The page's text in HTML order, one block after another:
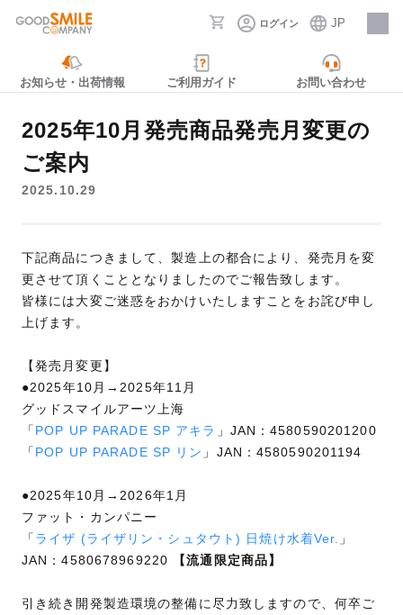
ログイン JP
採用情報
お知らせ・出荷情報 ご利用ガイド お問い合わせ
2025年10月発売商品発売月変更の
ご案内
2025.10.29
下記商品につきまして、製造上の都合により、発売月を変
更させて頂くこととなりましたのでご報告致します。
皆様には大変ご迷惑をおかけいたしますことをお詫び申し
上げます。
【発売月変更】
●2025年10月→2025年11月
グッドスマイルアーツ上海
「 POP UP PARADE SP アキラ 」JAN：4580590201200
「 POP UP PARADE SP リン 」JAN：4580590201194
●2025年10月→2026年1月
ファット・カンパニー
「 ライザ (ライザリン・シュタウト) 日焼け水着Ver.
」
JAN：4580678969220
【流通限定商品】
引き続き開発製造環境の整備に尽力致しますので、何卒ご